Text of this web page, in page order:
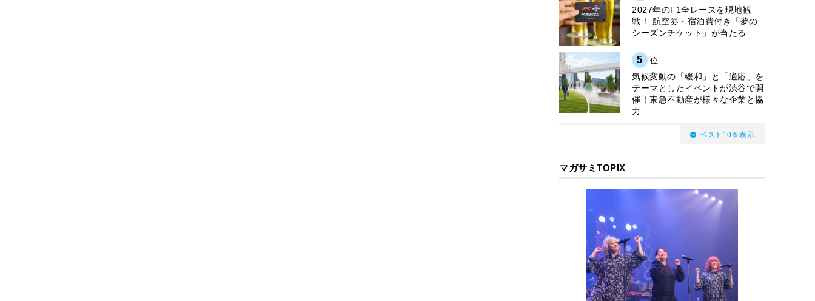
2027年のF1全レースを現地観
戦！ 航空券・宿泊費付き「夢の
シーズンチケット」が当たる
5 位
気候変動の「緩和」と「適応」を
テーマとしたイベントが渋谷で開
催！東急不動産が様々な企業と協
力
ベスト10を表示
マガサミTOPIX